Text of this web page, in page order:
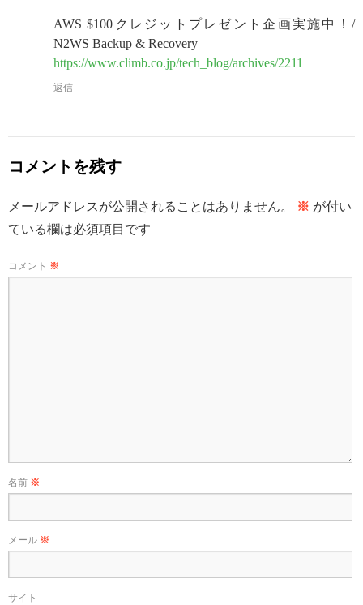
AWS $100クレジットプレゼント企画実施中！/
N2WS Backup & Recovery
https://www.climb.co.jp/tech_blog/archives/2211
返信
コメントを残す
メールアドレスが公開されることはありません。 ※ が付い
ている欄は必須項目です
コメント ※
名前 ※
メール ※
サイト